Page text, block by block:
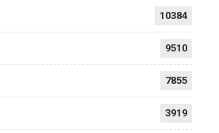
10384
9510
7855
3919